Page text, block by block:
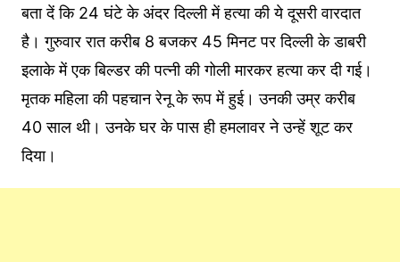
बता दें कि 24 घंटे के अंदर दिल्ली में हत्या की ये दूसरी वारदात
है। गुरुवार रात करीब 8 बजकर 45 मिनट पर दिल्ली के डाबरी
इलाके में एक बिल्डर की पत्नी की गोली मारकर हत्या कर दी गई।
मृतक महिला की पहचान रेनू के रूप में हुई। उनकी उम्र करीब
40 साल थी। उनके घर के पास ही हमलावर ने उन्हें शूट कर
दिया।